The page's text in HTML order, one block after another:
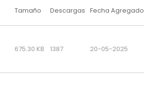
Tamaño Descargas Fecha Agregado
675.30 KB 1387 20-05-2025